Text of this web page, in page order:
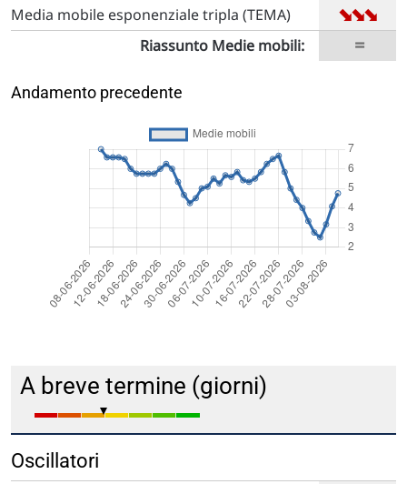
Media mobile esponenziale tripla (TEMA) ➡
➡
➡
Riassunto Medie mobili: =
Andamento precedente
A breve termine (giorni)
Oscillatori